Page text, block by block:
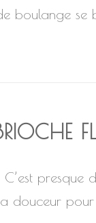
boulange se
presque
douceur pour